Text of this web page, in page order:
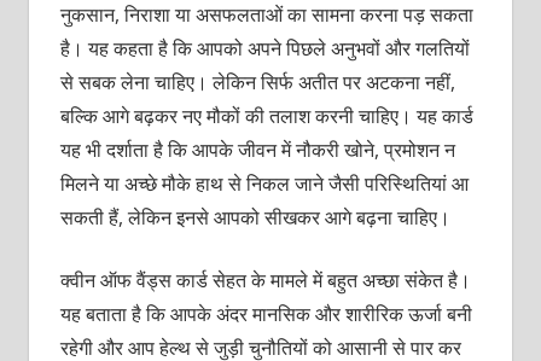
नुकसान, निराशा या असफलताओं का सामना करना पड़ सकता
है। यह कहता है कि आपको अपने पिछले अनुभवों और गलतियों
से सबक लेना चाहिए। लेकिन सिर्फ अतीत पर अटकना नहीं,
बल्कि आगे बढ़कर नए मौकों की तलाश करनी चाहिए। यह कार्ड
यह भी दर्शाता है कि आपके जीवन में नौकरी खोने, प्रमोशन न
मिलने या अच्छे मौके हाथ से निकल जाने जैसी परिस्थितियां आ
सकती हैं, लेकिन इनसे आपको सीखकर आगे बढ़ना चाहिए।
क्वीन ऑफ वैंड्सकार्ड सेहत के मामले में बहुत अच्छा संकेत है।
यह बताता है कि आपके अंदर मानसिक और शारीरिक ऊर्जा बनी
रहेगी और आप हेल्थ से जुड़ी चुनौतियों को आसानी से पार कर